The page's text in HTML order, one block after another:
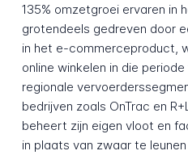
135% omzetgroei ervaren in
grotendeels gedreven door
in het e-commerceproduct,
online winkelen in die
regionale
bedrijven zoals OnTrac en
beheert zijn eigen vloot en
in plaats van zwaar te